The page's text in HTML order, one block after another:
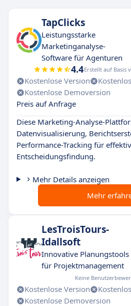
TapClicks
Leistungsstarke
Marketinganalyse-
Software für Agenturen
4.4Erstellt auf Basis
Kostenlose Version
Kostenlose Demoversion
Preis auf Anfrage
Diese Marketing-Analyse-
Datenvisualisierung,
Performance-Tracking für
Entscheidungsfindung.
Mehr Details anzeigen
Mehr
LesTroisTours-
Idallsoft
Innovative Planungstools
für Projektmanagement
Keine
Kostenlose Version
Kostenlose Demoversion